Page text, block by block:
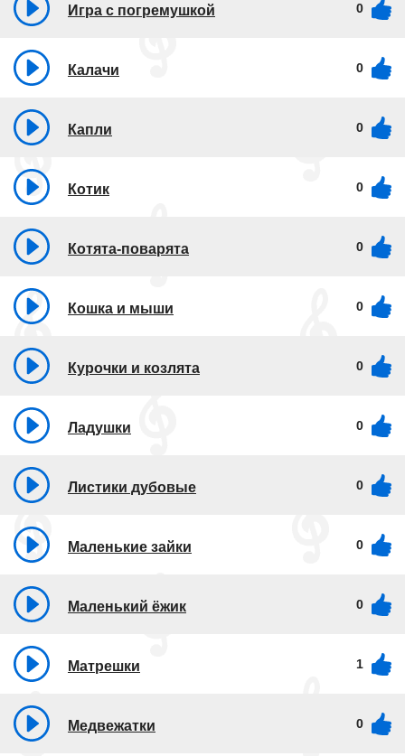
Игра с погремушкой 0
Калачи 0
Капли 0
Котик 0
Котята-поварята 0
Кошка и мыши 0
Курочки и козлята 0
Ладушки 0
Листики дубовые 0
Маленькие зайки 0
Маленький ёжик 0
Матрешки 1
Медвежатки 0